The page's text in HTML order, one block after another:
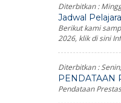
Diterbitkan :
Jadwal
Berikut kami
2026, klik di sini
Diterbitkan :
PENDATAAN
Pendataan